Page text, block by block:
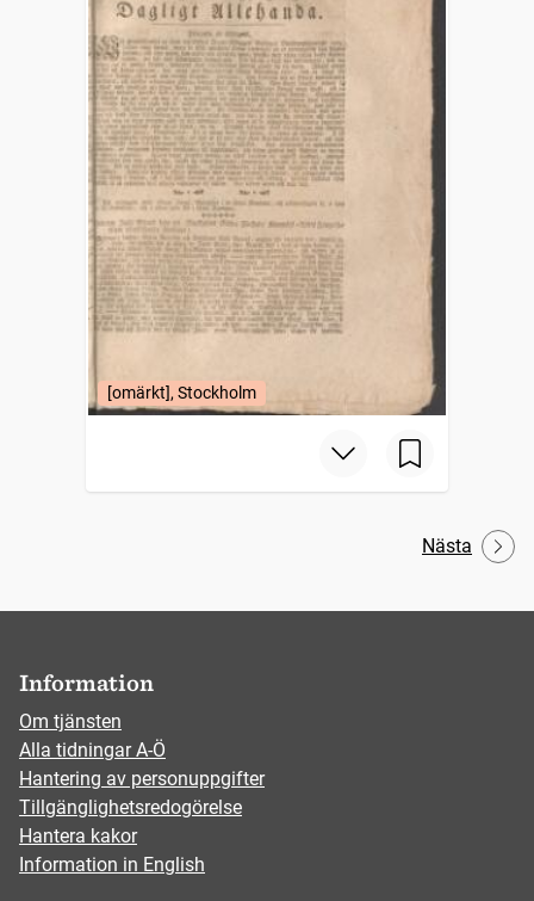
[omärkt], Stockholm
Nästa
Information
Om tjänsten
Alla tidningar A-Ö
Hantering av personuppgifter
Tillgänglighetsredogörelse
Hantera kakor
Information in English